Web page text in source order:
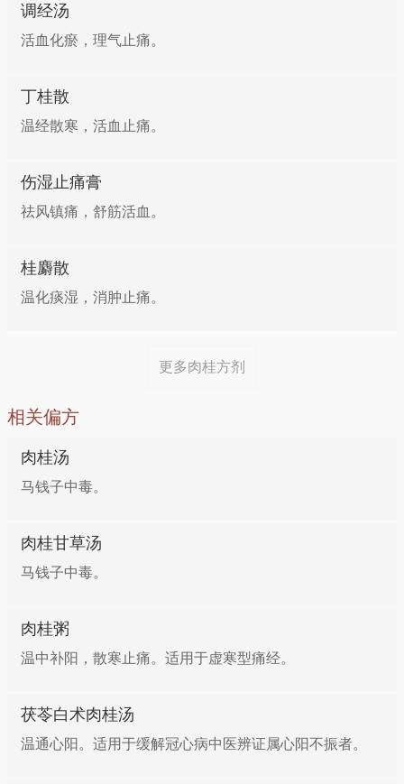
女产后腹痛：在月经前用3g桂皮、9g山楂肉、30g红
糖，适量水煎煮3～5分钟，分2次服下。
方三：治疗小儿腹泻
脐。
方四：治疗白带过多
桂皮3g，附子9g，鸡蛋1枚，水煎桂皮、附子，去渣
后，打入鸡蛋，熟后食蛋饮汁，每日2次。
肉桂30g，草果6g。共研为细末，每次3g，每日3次，
开水送服。
方六：治疗风湿性关节炎
肉桂、干姜各120g，白胡椒、细辛各60g，丁香、生草
乌、生川乌、甘松各30g，蜂蜜500g。蜂蜜燥成膏状，
方七：治疗失眠
肉桂、黄连各30g，共研细末，睡前开水冲服，每次
6g。
做法：肉桂5克，研成粗末，加山楂肉15克，红糖40
煮沸后滤取药汁即成。每日1剂，可随时温饮，连服7
日，以月经来潮前5日饮用最宜。
功效：温经散寒
做法：肉桂5克研成细粉。粳米50克，红糖30克，煮成
稀粥，调入肉桂粉即可。每日1次，趁热服食。
功效：健脾温胃，散寒 做法：党参片20克，冷水浸泡
20分钟，加水煎煮30分钟，去渣取汁，加入淘净的粳
米200克，加适量水煮成饭。肉桂2克研粉，兑入饭中
调匀即可。
不孕（肾阳虚型）
功效：温阳补肾
做法：肉桂3克，肉苁蓉15克，巴戟天10克，生姜3
片，羊肉200克，料酒、盐各适量。肉桂、肉苁蓉、巴
羊肉熟烂时，加入盐即成。
调经汤
活血化瘀，理气止痛。
丁桂散
温经散寒，活血止痛。
伤湿止痛膏
祛风镇痛，舒筋活血。
桂麝散
温化痰湿，消肿止痛。
更多肉桂方剂
相关偏方
肉桂汤
马钱子中毒。
肉桂甘草汤
马钱子中毒。
肉桂粥
温中补阳，散寒止痛。适用于虚寒型痛经。
茯苓白术肉桂汤
温通心阳。适用于缓解冠心病中医辨证属心阳不振者。